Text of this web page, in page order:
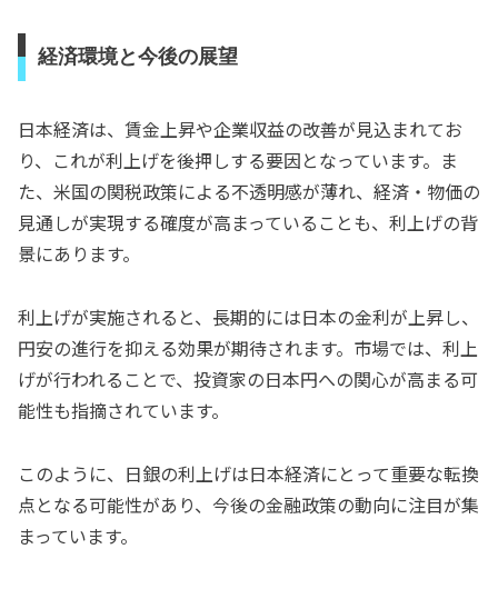
経済環境と今後の展望
日本経済は、賃金上昇や企業収益の改善が見込まれてお
り、これが利上げを後押しする要因となっています。ま
た、米国の関税政策による不透明感が薄れ、経済・物価の
見通しが実現する確度が高まっていることも、利上げの背
景にあります。
利上げが実施されると、長期的には日本の金利が上昇し、
円安の進行を抑える効果が期待されます。市場では、利上
げが行われることで、投資家の日本円への関心が高まる可
能性も指摘されています。
このように、日銀の利上げは日本経済にとって重要な転換
点となる可能性があり、今後の金融政策の動向に注目が集
まっています。